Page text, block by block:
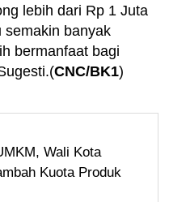
lebih dari Rp 1 Juta
semakin banyak
bermanfaat bagi
CNC/BK1)
Wali Kota
Kuota Produk